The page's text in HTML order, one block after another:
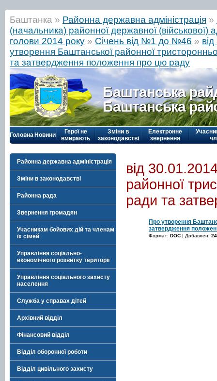
Баштанка » Районна державна адміністрація »
(начальника) районної державної (військової)
голови 2014 року » Січень від №1 до №46 »
утворення Баштанської районної
та затвердження положення про цю раду
Баштанська
Баштанська
Головна Новини
Герої не
вмирають
Зміни в
законодавстві
Електронне
звернення
Районна державна адміністрація
Зміни в законодавстві
Районна рада
Звернення громадян
Учасникам бойових дій та членам
їх сімей
Управління соціально-
економічного розвитку території
Управління соціального захисту
населення
Служба у справах дітей
Архівний відділ
Фінансовий відділ
Відділ оборонної роботи
Відділ цивільного захисту
від
районної
ради та
Про утворення
затвердження
Формат: DOC | Добавлен: